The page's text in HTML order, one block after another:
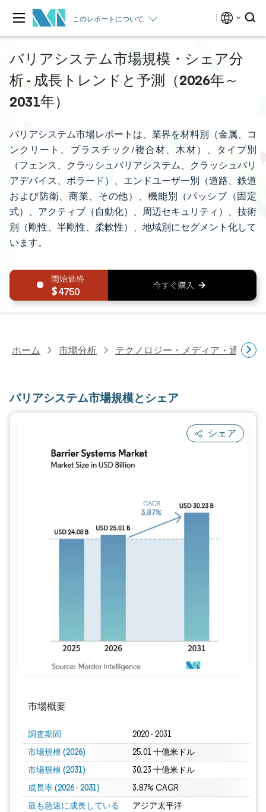
このレポートについて
バリアシステム市場規模・シェア分
析 - 成長トレンドと予測（2026年～
2031年）
バリアシステム市場レポートは、業界を材料別（金属、コ
ンクリート、プラスチック/複合材、木材）、タイプ別
（フェンス、クラッシュバリアシステム、クラッシュバリ
アデバイス、ボラード）、エンドユーザー別（道路、鉄道
および防衛、商業、その他）、機能別（パッシブ（固定
式）、アクティブ（自動化）、周辺セキュリティ）、技術
別（剛性、半剛性、柔軟性）、地域別にセグメント化して
います。
4750
ホーム 市場分析 テクノロジー・メディア・通信研
バリアシステム市場規模とシェア
シェア
市場概要
調査期間 2020 - 2031
市場規模 (2026) 25.01 十億米ドル
市場規模 (2031) 30.23 十億米ドル
成長率 (2026 - 2031) 3.87% CAGR
最も急速に成長している
アジア太平洋